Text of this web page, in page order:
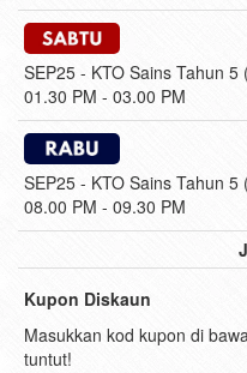
SEP25 - KTO Sains Tahun 5
01.30 PM - 03.00 PM
SEP25 - KTO Sains Tahun 5
08.00 PM - 09.30 PM
Kupon Diskaun
Masukkan kod kupon di
tuntut!